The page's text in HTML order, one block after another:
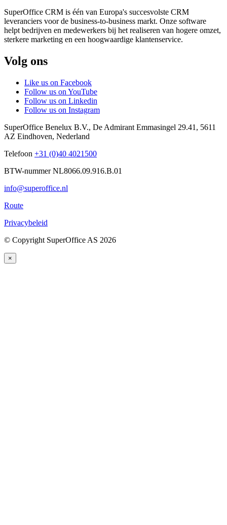
SuperOffice CRM is één van Europa's succesvolste CRM
leveranciers voor de business-to-business markt. Onze software
helpt bedrijven en medewerkers bij het realiseren van hogere omzet,
sterkere marketing en een hoogwaardige klantenservice.
Volg ons
Like us on Facebook
Follow us on YouTube
Follow us on Linkedin
Follow us on Instagram
SuperOffice Benelux B.V., De Admirant Emmasingel 29.41 , 5611
AZ Eindhoven, Nederland
Telefoon +31 (0)40 4021500
BTW-nummer NL8066.09.916.B.01
info@superoffice.nl
Route
Privacybeleid
© Copyright SuperOffice AS 2026
×